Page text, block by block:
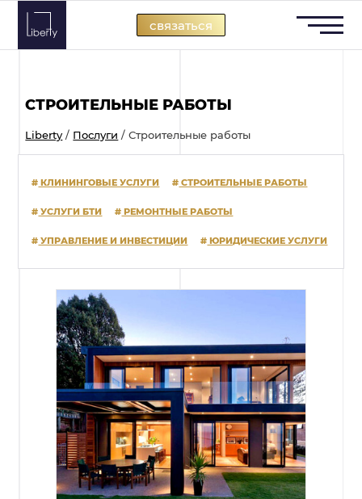
Skip
content
связаться
СТРОИТЕЛЬНЫЕ РАБОТЫ
Liberty / Послуги /Строительные работы
# КЛИНИНГОВЫЕ УСЛУГИ # СТРОИТЕЛЬНЫЕ РАБОТЫ
# УСЛУГИ БТИ # РЕМОНТНЫЕ РАБОТЫ
# УПРАВЛЕНИЕ И ИНВЕСТИЦИИ # ЮРИДИЧЕСКИЕ УСЛУГИ